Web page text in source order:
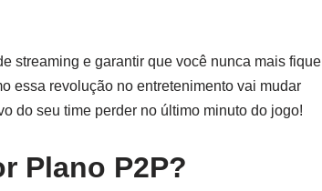
streaming e garantir que você nunca mais fique
essa revolução no entretenimento vai mudar
do seu time perder no último minuto do jogo!
Plano P2P?